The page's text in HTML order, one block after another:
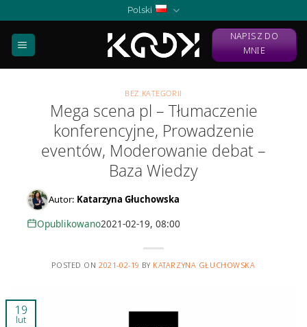
content
Polski
NAPISZ DO
MNIE
BEZ KATEGORII
Mega scena pl – Tłumaczenie
konferencyjne, Prowadzenie
eventów, Moderowanie debat –
Baza Wiedzy
Autor: Katarzyna Głuchowska
Opublikowano2021-02-19, 08:00
POSTED ON2021-02-19 BY KATARZYNA GŁUCHOWSKA
19
lut